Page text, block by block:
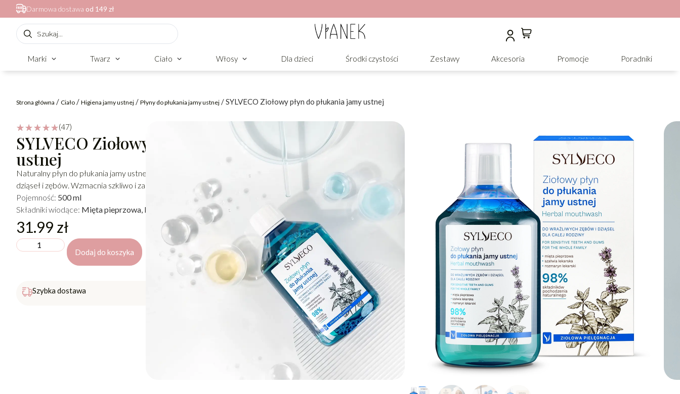
Darmowa dostawa od 149 zł
Marki Twarz Ciało Włosy Dla dzieci Środki czystości Zestawy Akcesoria Promocje Poradniki
Strona główna / Ciało / Higiena jamy ustnej / Płyny do płukania jamy ustnej / SYLVECO Ziołowy płyn do płukania jamy ustnej
☆☆☆☆☆(47)
SYLVECO Ziołowy płyn do płukania jamy
ustnej
Naturalny płyn do płukania jamy ustnej. Sprawdza się w codziennej higienie osób z nadwrażliwością
dziąseł i zębów. Wzmacnia szkliwo i zapobiega powstawaniu ubytków.
Pojemność: 500 ml
Składniki wiodące: Mięta pieprzowa, Rozmaryn lekarski, Szałwia lekarska
31.99 zł
Dodaj do koszyka
Szybka dostawa
Darmowa dostawa od 149 zł